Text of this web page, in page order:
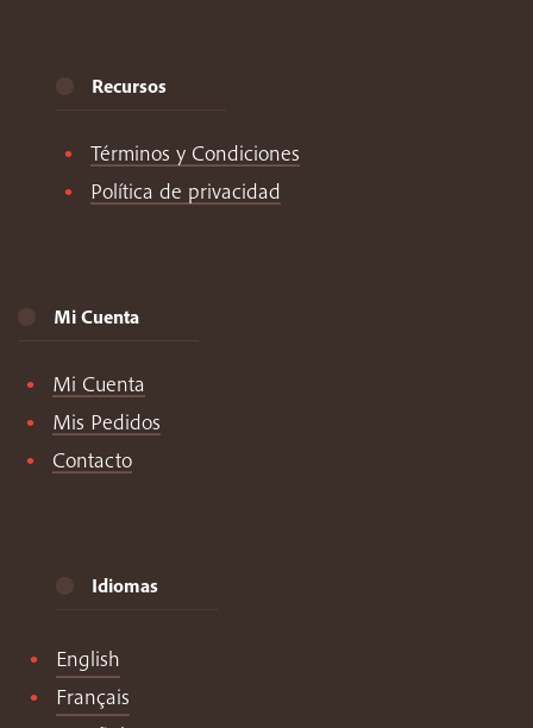
Recursos
Términos y Condiciones
Política de privacidad
Mi Cuenta
Mi Cuenta
Mis Pedidos
Contacto
Idiomas
English
Français